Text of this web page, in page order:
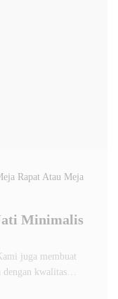
Rapat Atau Meja
Minimalis
juga membuat
dengan kwalitas…